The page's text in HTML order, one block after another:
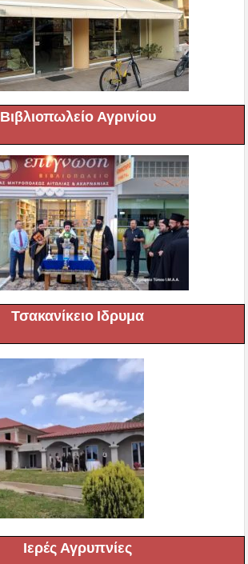
Βιβλιοπωλείο Αγρινίου
Τσακανίκειο Ιδρυμα
Ιερές Αγρυπνίες